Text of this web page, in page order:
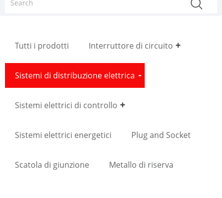
Tutti i prodotti Interruttore di circuito
Sistemi di distribuzione elettrica
Sistemi elettrici di controllo
Sistemi elettrici energetici Plug and Socket
Scatola di giunzione Metallo di riserva